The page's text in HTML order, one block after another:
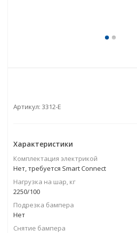
Артикул: 3312-E
Характеристики
Комплектация электрикой
Нет, требуется Smart Connect
Нагрузка на шар, кг
2250/100
Подрезка бампера
Нет
Снятие бампера